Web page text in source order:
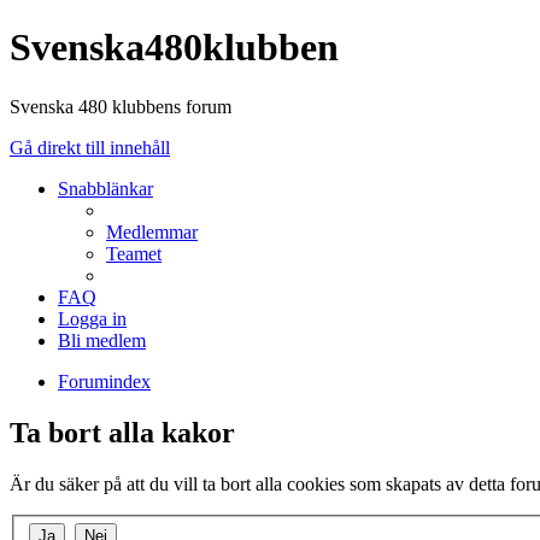
Svenska480klubben
Svenska 480 klubbens forum
Gå direkt till innehåll
Snabblänkar
Medlemmar
Teamet
FAQ
Logga in
Bli medlem
Forumindex
Ta bort alla kakor
Är du säker på att du vill ta bort alla cookies som skapats av detta